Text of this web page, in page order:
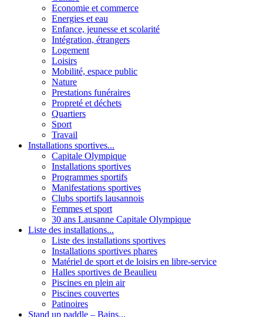
Economie et commerce
Energies et eau
Enfance, jeunesse et scolarité
Intégration, étrangers
Logement
Loisirs
Mobilité, espace public
Nature
Prestations funéraires
Propreté et déchets
Quartiers
Sport
Travail
Installations sportives...
Capitale Olympique
Installations sportives
Programmes sportifs
Manifestations sportives
Clubs sportifs lausannois
Femmes et sport
30 ans Lausanne Capitale Olympique
Liste des installations...
Liste des installations sportives
Installations sportives phares
Matériel de sport et de loisirs en libre-service
Halles sportives de Beaulieu
Piscines en plein air
Piscines couvertes
Patinoires
Stand up paddle – Bains...